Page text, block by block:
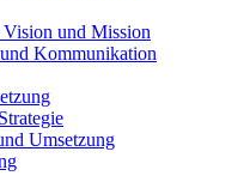
und Mission
Kommunikation
Umsetzung